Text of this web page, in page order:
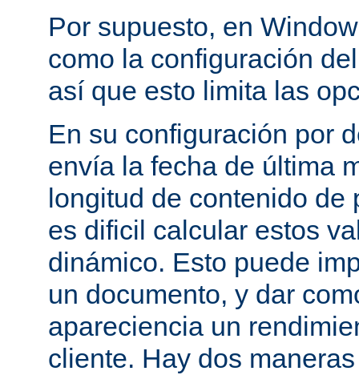
Por supuesto, en
como la configuración
así que esto limita las
En su configuración por
envía la fecha de última
longitud de contenido
es dificil calcular estos
dinámico. Esto puede
un documento, y dar
apareciencia un
cliente. Hay dos